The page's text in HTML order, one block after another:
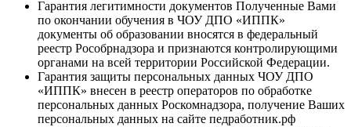
Гарантия легитимности документов Полученные Вами
по окончании обучения в ЧОУ ДПО «ИППК»
документы об образовании вносятся в федеральный
реестр Рособрнадзора и признаются контролирующими
органами на всей территории Российской Федерации.
Гарантия защиты персональных данных ЧОУ ДПО
«ИППК» внесен в реестр операторов по обработке
персональных данных Роскомнадзора, получение Ваших
персональных данных на сайте педработник.рф